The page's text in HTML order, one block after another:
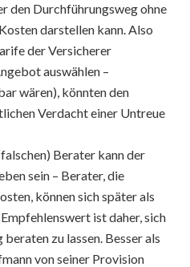
den Durchführungsweg ohne
darstellen kann. Also
der Versicherer
auswählen –
wären), könnten den
Verdacht einer Untreue
Berater kann der
sein – Berater, die
können sich später als
ist daher, sich
zu lassen. Besser als
von seiner Provision